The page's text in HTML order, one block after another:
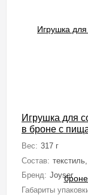
Игрушка для
в броне с
Вес: 317 г
Состав:
Бренд: Joyser
Габариты